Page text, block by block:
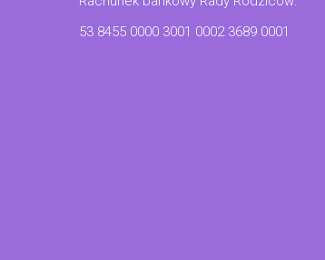
53 8455 0000 3001 0002 3689 0001